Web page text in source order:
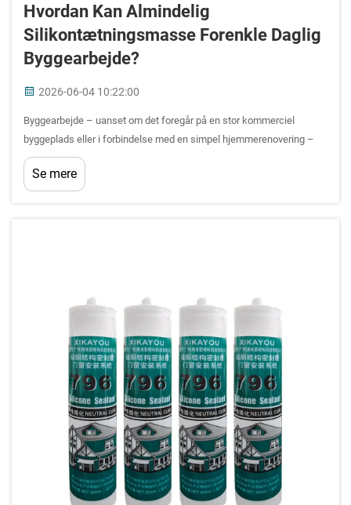
Hvordan Kan Almindelig
Silikontætningsmasse Forenkle Daglig
Byggearbejde?
2026-06-04 10:22:00
Byggearbejde – uanset om det foregår på en stor kommerciel
byggeplads eller i forbindelse med en simpel hjemmerenovering –
indebærer utallige små, men kritiske opgaver, der kræver pålidelige
bindings- og tætningsløsninger. Blandt de mange produkter, der står
Se mere